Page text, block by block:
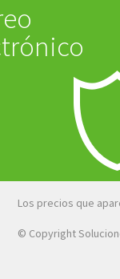
Los precios que
© Copyright